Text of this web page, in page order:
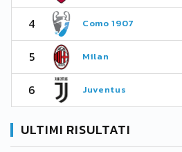
4 Como 1907
5 Milan
6 Juventus
ULTIMI RISULTATI